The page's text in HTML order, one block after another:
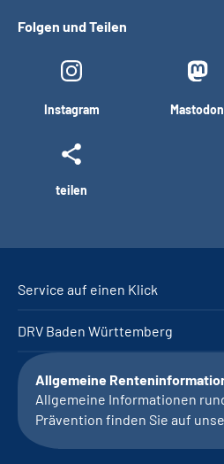
Folgen und Teilen
Instagram Mastodon
teilen
Service auf einen Klick
DRV Baden Württemberg
Allgemeine
Allgemeine Informationen
Prävention finden Sie auf